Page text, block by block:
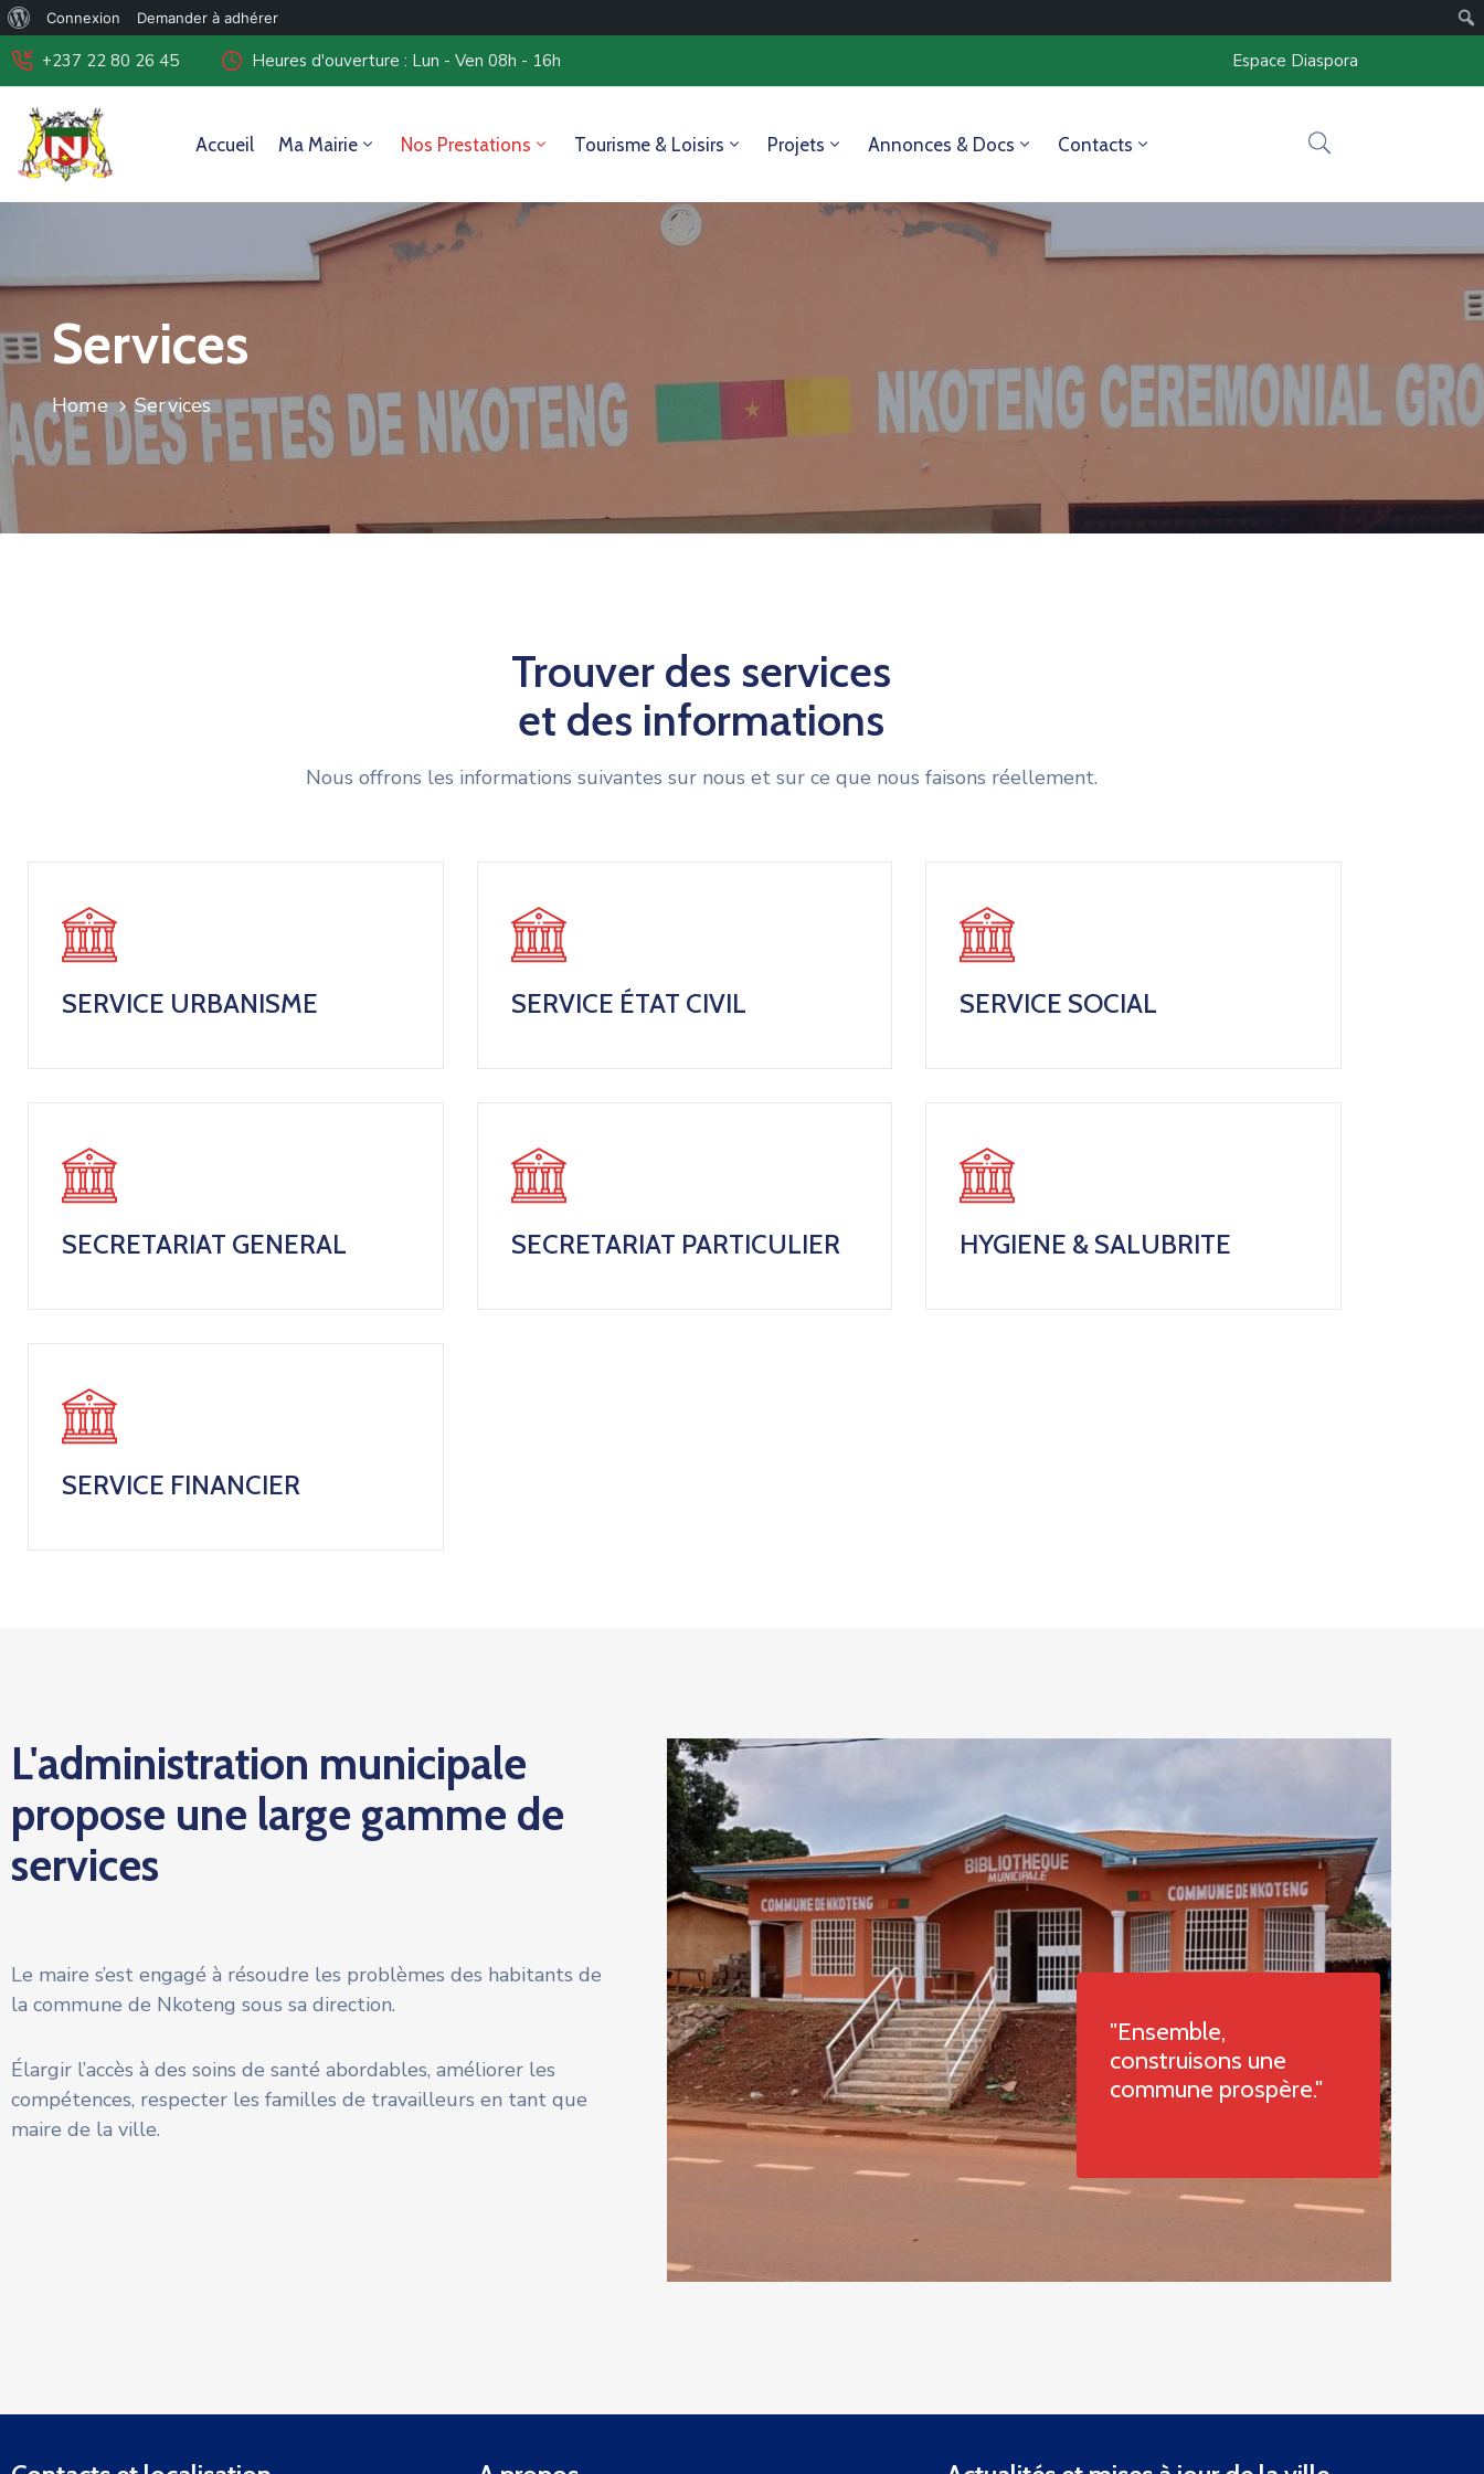
Connexion Demander à adhérer
+237 22 80 26 45 Heures d'ouverture : Lun - Ven 08h - 16h Espace Diaspora
Accueil Ma Mairie Nos Prestations Tourisme & Loisirs Projets Annonces & Docs Contacts
Services
Home Services
Trouver des services
et des informations
Nous offrons les informations suivantes sur nous et sur ce que nous faisons réellement.
SERVICE URBANISME SERVICE ÉTAT CIVIL SERVICE SOCIAL
SECRETARIAT GENERAL SECRETARIAT PARTICULIER HYGIENE & SALUBRITE
SERVICE FINANCIER
L'administration municipale
propose une large gamme de
services
Le maire s’est engagé à résoudre les problèmes des habitants de
la commune de Nkoteng sous sa direction.
Élargir l’accès à des soins de santé abordables, améliorer les
compétences, respecter les familles de travailleurs en tant que
maire de la ville.
"Ensemble,
construisons une
commune prospère."